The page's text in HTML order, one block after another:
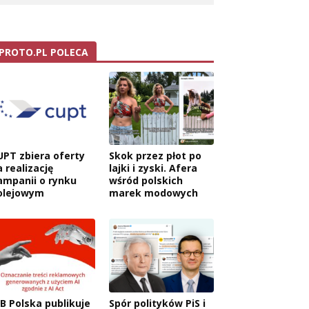
PROTO.PL POLECA
zbiera oferty
realizację
o rynku
Skok przez płot po
lajki i zyski. Afera
wśród polskich
marek modowych
Polska publikuje
Spór polityków PiS i